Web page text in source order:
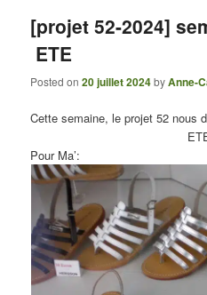
[projet 52-2024]
ETE
Posted on20 juillet 2024byAnne-
Cette semaine, le projet 52 nous
Pour Ma’: